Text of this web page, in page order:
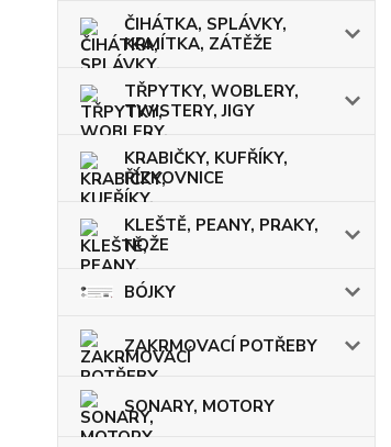
ČIHÁTKA, SPLÁVKY,
KRMÍTKA, ZÁTĚŽE
TŘPYTKY, WOBLERY,
TWISTERY, JIGY
KRABIČKY, KUFŘÍKY,
ŘÍZKOVNICE
KLEŠTĚ, PEANY, PRAKY,
NOŽE
BÓJKY
ZAKRMOVACÍ POTŘEBY
SONARY, MOTORY